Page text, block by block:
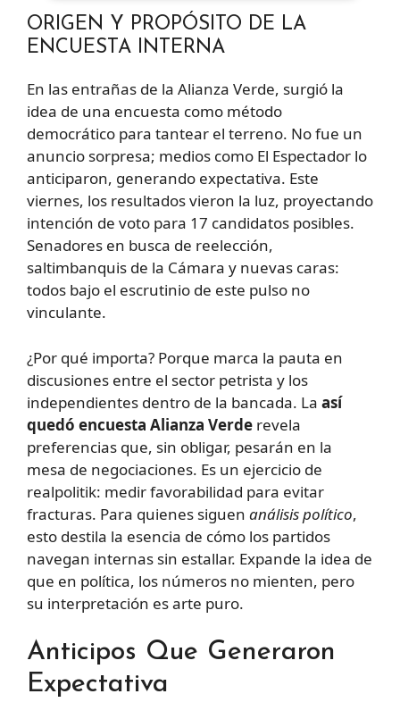
ORIGEN Y PROPÓSITO DE LA
ENCUESTA INTERNA
En las entrañas de la Alianza Verde, surgió la
idea de una encuesta como método
democrático para tantear el terreno. No fue un
anuncio sorpresa; medios como El Espectador lo
anticiparon, generando expectativa. Este
viernes, los resultados vieron la luz, proyectando
intención de voto para 17 candidatos posibles.
Senadores en busca de reelección,
saltimbanquis de la Cámara y nuevas caras:
todos bajo el escrutinio de este pulso no
vinculante.
¿Por qué importa? Porque marca la pauta en
discusiones entre el sector petrista y los
independientes dentro de la bancada. La así
quedó encuesta Alianza Verde revela
preferencias que, sin obligar, pesarán en la
mesa de negociaciones. Es un ejercicio de
realpolitik: medir favorabilidad para evitar
fracturas. Para quienes siguen análisis político,
esto destila la esencia de cómo los partidos
navegan internas sin estallar. Expande la idea de
que en política, los números no mienten, pero
su interpretación es arte puro.
Anticipos Que Generaron
Expectativa